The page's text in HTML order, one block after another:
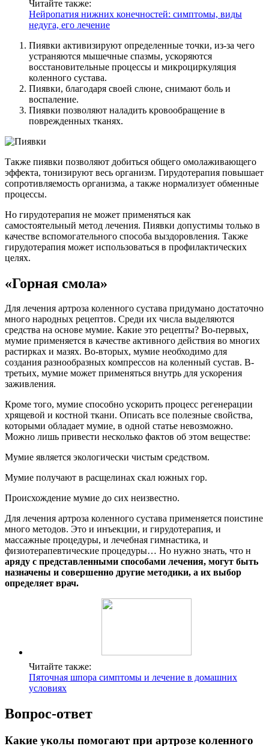
Читайте также:
Нейропатия нижних конечностей: симптомы, виды
недуга, его лечение
Пиявки активизируют определенные точки, из-за чего
устраняются мышечные спазмы, ускоряются
восстановительные процессы и микроциркуляция
коленного сустава.
Пиявки, благодаря своей слюне, снимают боль и
воспаление.
Пиявки позволяют наладить кровообращение в
поврежденных тканях.
Также пиявки позволяют добиться общего омолаживающего
эффекта, тонизируют весь организм. Гирудотерапия повышает
сопротивляемость организма, а также нормализует обменные
процессы.
Но гирудотерапия не может применяться как
самостоятельный метод лечения. Пиявки допустимы только в
качестве вспомогательного способа выздоровления. Также
гирудотерапия может использоваться в профилактических
целях.
«Горная смола»
Для лечения артроза коленного сустава придумано достаточно
много народных рецептов. Среди их числа выделяются
средства на основе мумие. Какие это рецепты? Во-первых,
мумие применяется в качестве активного действия во многих
растирках и мазях. Во-вторых, мумие необходимо для
создания разнообразных компрессов на коленный сустав. В-
третьих, мумие может применяться внутрь для ускорения
заживления.
Кроме того, мумие способно ускорить процесс регенерации
хрящевой и костной ткани. Описать все полезные свойства,
которыми обладает мумие, в одной статье невозможно.
Можно лишь привести несколько фактов об этом веществе:
Мумие является экологически чистым средством.
Мумие получают в расщелинах скал южных гор.
Происхождение мумие до сих неизвестно.
Для лечения артроза коленного сустава применяется поистине
много методов. Это и инъекции, и гирудотерапия, и
массажные процедуры, и лечебная гимнастика, и
физиотерапевтические процедуры… Но нужно знать, что н
аряду с представленными способами лечения, могут быть
назначены и совершенно другие методики, а их выбор
определяет врач.
Читайте также:
Пяточная шпора симптомы и лечение в домашних
условиях
Вопрос-ответ
Какие уколы помогают при артрозе коленного